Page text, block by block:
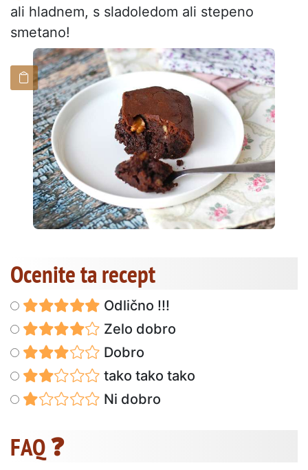
ali hladnem, s sladoledom ali stepeno
smetano!
Ocenite ta recept
Odlično !!!
Zelo dobro
Dobro
tako tako tako
Ni dobro
FAQ ❓